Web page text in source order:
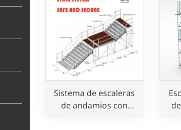
Sistema de escaleras
de andamios con